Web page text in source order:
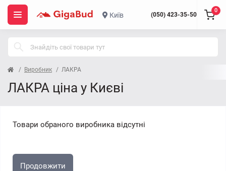
Київ (050) 423-35-50
0
Виробник ЛАКРА
ЛАКРА ціна у Києві
Товари обраного виробника відсутні
Продовжити